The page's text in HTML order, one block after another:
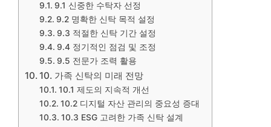
9.1 신중한 수탁자 선정
9.2 명확한 신탁 목적 설정
9.3 적절한 신탁 기간 설정
9.4 정기적인 점검 및 조정
9.5 전문가 조력 활용
10. 가족 신탁의 미래 전망
10.1 제도의 지속적 개선
10.2 디지털 자산 관리의 중요성 증대
10.3 ESG 고려한 가족 신탁 설계